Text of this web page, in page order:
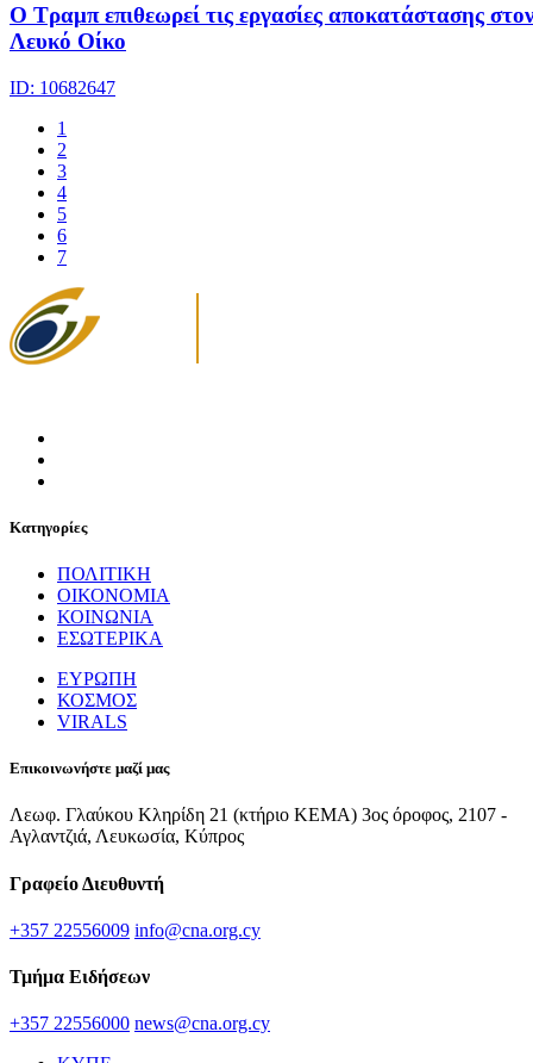
Ο Τραμπ επιθεωρεί τις εργασίες αποκατάστασης στον
Λευκό Οίκο
ID: 10682647
1
2
3
4
5
6
7
Κατηγορίες
ΠΟΛΙΤΙΚΗ
ΟΙΚΟΝΟΜΙΑ
ΚΟΙΝΩΝΙΑ
ΕΣΩΤΕΡΙΚΑ
ΕΥΡΩΠΗ
ΚΟΣΜΟΣ
VIRALS
Επικοινωνήστε μαζί μας
Λεωφ. Γλαύκου Κληρίδη 21 (κτήριο ΚΕΜΑ) 3ος όροφος, 2107 -
Αγλαντζιά, Λευκωσία, Κύπρος
Γραφείο Διευθυντή
+357 22556009 info@cna.org.cy
Τμήμα Ειδήσεων
+357 22556000 news@cna.org.cy